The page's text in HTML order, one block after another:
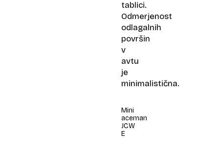
tablici.
Odmerjenost
odlagalnih
površin
v
avtu
je
minimalistična.
Mini
aceman
JCW
E